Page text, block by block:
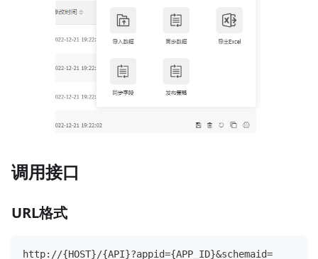
调用接口
URL格式
http://{HOST}/{API}?appid={APP_ID}&schemaid=